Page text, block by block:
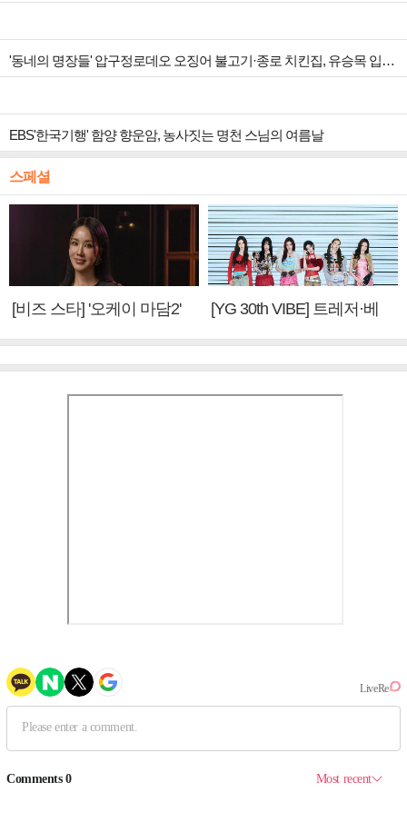
'동네의 명장들' 압구정로데오 오징어 불고기·종로 치킨집, 유승목 입맛 저격
EBS'한국기행' 함양 향운암, 농사짓는 명천 스님의 여름날
스페셜
[비즈 스타] '오케이 마담2'
[YG 30th VIBE] 트레저·베